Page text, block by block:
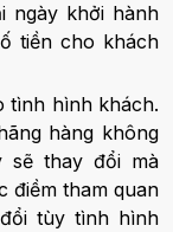
ngày khởi hành
tiền cho khách
tình hình khách.
hàng không
sẽ thay đổi mà
điềm tham quan
tùy tình hình